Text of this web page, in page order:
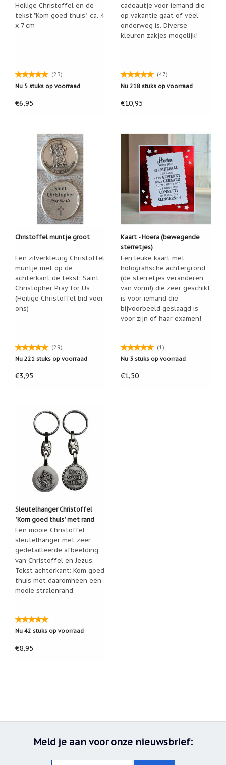
Cadeau
Willow
of
Shore:
moment?
webshop
Een
bij
verlies
of
rouw:
wanneer
woorden
tekortschieten
De
regenboog
Nieuws
cadeauverpakking
spiritualiteit
betalen
Verhuizingsuitverkoop
Hulp
nodig
bij
het
vinden
van
een
cadeautje?
Nieuwsbrieven
De
Engel
Heilige Christoffel en de
tekst "Kom goed thuis". ca. 4
x 7 cm
(23)
Nu 5 stuks op voorraad
€6,95
cadeautje voor iemand die
op vakantie gaat of veel
onderweg is. Diverse
kleuren zakjes mogelijk!
(47)
Nu 218 stuks op voorraad
€10,95
Christoffel muntje groot
Een zilverkleurig Christoffel
muntje met op de
achterkant de tekst: Saint
Christopher Pray for Us
(Heilige Christoffel bid voor
ons)
(29)
Nu 221 stuks op voorraad
€3,95
Kaart - Hoera (bewegende
sterretjes)
Een leuke kaart met
holografische achtergrond
(de sterretjes veranderen
van vorm!) die zeer geschikt
is voor iemand die
bijvoorbeeld geslaagd is
voor zijn of haar examen!
(1)
Nu 3 stuks op voorraad
€1,50
Sleutelhanger Christoffel
"Kom goed thuis" met rand
Een mooie Christoffel
sleutelhanger met zeer
gedetailleerde afbeelding
van Christoffel en Jezus.
Tekst achterkant: Kom goed
thuis met daaromheen een
mooie stralenrand.
Nu 42 stuks op voorraad
€8,95
Meld je aan voor onze nieuwsbrief: